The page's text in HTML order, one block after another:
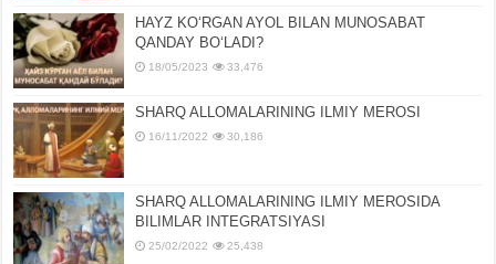
HAYZ KOʻRGAN AYOL BILAN MUNOSABAT
QANDAY BOʻLADI?
18/05/2023 33,476
SHARQ ALLOMALARINING ILMIY MEROSI
16/11/2022 30,186
SHARQ ALLOMALARINING ILMIY MЕROSIDA
BILIMLAR INTЕGRATSIYASI
25/02/2022 25,438